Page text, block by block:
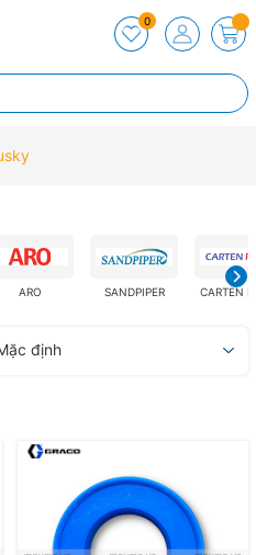
0
ARO SANDPIPER CARTEN
định